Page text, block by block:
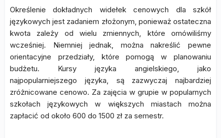
Określenie dokładnych widełek cenowych dla szkół
językowych jest zadaniem złożonym, ponieważ ostateczna
kwota zależy od wielu zmiennych, które omówiliśmy
wcześniej. Niemniej jednak, można nakreślić pewne
orientacyjne przedziały, które pomogą w planowaniu
budżetu. Kursy języka angielskiego, jako
najpopularniejszego języka, są zazwyczaj najbardziej
zróżnicowane cenowo. Za zajęcia w grupie w popularnych
szkołach językowych w większych miastach można
zapłacić od około 600 do 1500 zł za semestr.